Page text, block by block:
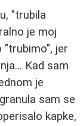
"trubila
je moj
"trubimo", jer
Kad sam
je
sam se
kapke,